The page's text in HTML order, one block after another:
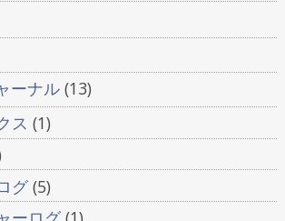
ーナル(13)
ス (1)
グ(5)